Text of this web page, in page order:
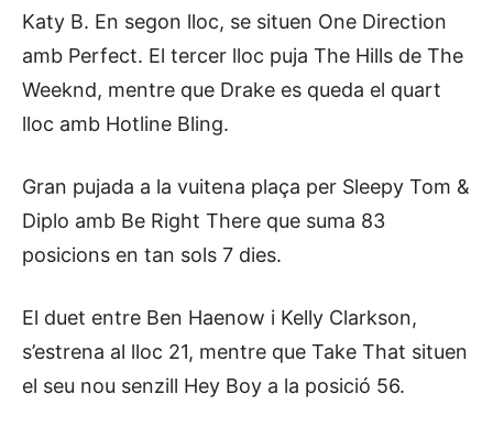
Katy B. En segon lloc, se situen One Direction
amb Perfect. El tercer lloc puja The Hills de The
Weeknd, mentre que Drake es queda el quart
lloc amb Hotline Bling.
Gran pujada a la vuitena plaça per Sleepy Tom &
Diplo amb Be Right There que suma 83
posicions en tan sols 7 dies.
El duet entre Ben Haenow i Kelly Clarkson,
s’estrena al lloc 21, mentre que Take That situen
el seu nou senzill Hey Boy a la posició 56.